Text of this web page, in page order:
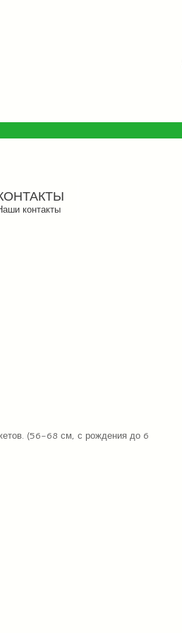
контакты
(56-68 см, с рождения до 6